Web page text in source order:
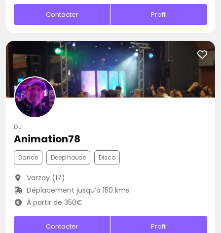
Contacter Profil
DJ
Animation78
Dance Deep house Disco
Varzay (17)
Déplacement jusqu’à 150 kms
À partir de 350€
Contacter Profil